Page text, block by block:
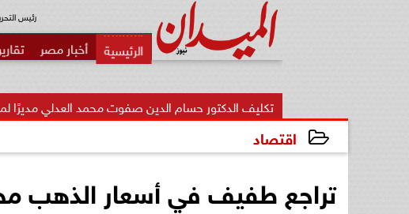
رئيس
أخبار مصر
تكليف الدكتور حسام الدين صفوت محمد العدلي مديرًا لمديرية الشئون...
اقتصاد
تراجع طفيف في أسعار الذهب محليًا.. وعيار